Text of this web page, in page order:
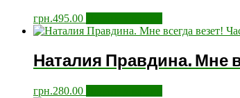
грн.495.00
Наталия Правдина. Мне
грн.280.00